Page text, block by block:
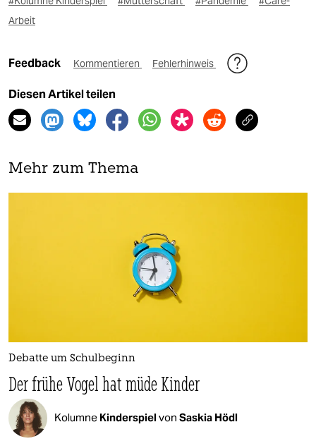
Arbeit
Feedback Kommentieren Fehlerhinweis
Diesen Artikel teilen
Mehr zum Thema
Debatte um Schulbeginn
Der frühe Vogel hat müde Kinder
Kolumne Kinderspielvon Saskia Hödl